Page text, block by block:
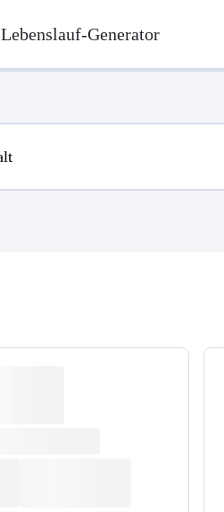
Lebenslauf-Generator